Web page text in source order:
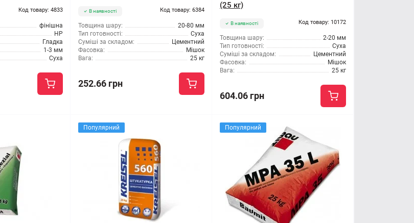
Код товару: 4833
фінішна
HP
Гладка
1-3 мм
Суха
В наявності Код товару: 6384
Товщина шару:
20-80 мм
Тип готовності:
Суха
Суміші за складом:
Цементний
Фасовка:
Мішок
Вага:
25 кг
252.66 грн
(25 кг)
В наявності Код товару: 10172
Товщина шару:
2-20 мм
Тип готовності:
Суха
Суміші за складом:
Цементний
Фасовка:
Мішок
Вага:
25 кг
604.06 грн
Популярний Популярний